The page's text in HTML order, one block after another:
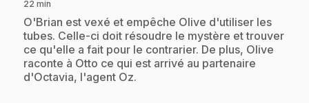
22 min
.O'Brian est vexé et empêche Olive d'utiliser les
tubes. Celle-ci doit résoudre le mystère et trouver
ce qu'elle a fait pour le contrarier. De plus, Olive
raconte à Otto ce qui est arrivé au partenaire
d'Octavia, l'agent Oz.